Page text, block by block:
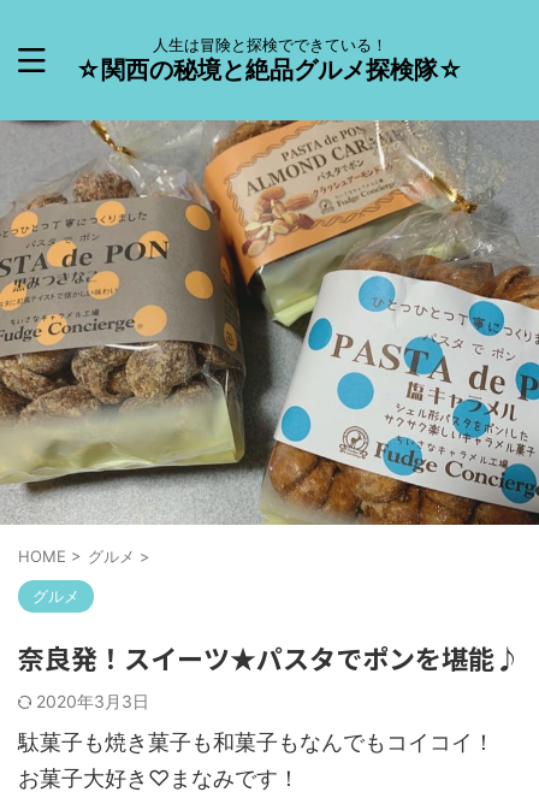
人生は冒険と探検でできている！
☆関西の秘境と絶品グルメ探検隊☆
HOME > グルメ >
グルメ
奈良発！スイーツ★パスタでポンを堪能♪
2020年3月3日
駄菓子も焼き菓子も和菓子もなんでもコイコイ！
お菓子大好き♡まなみです！